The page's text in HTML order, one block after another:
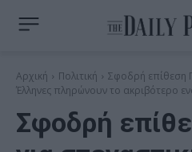
Αρχική Πολιτική
Σφοδρή επίθεση
Έλληνες πληρώνουν το ακριβότερο
Σφοδρή